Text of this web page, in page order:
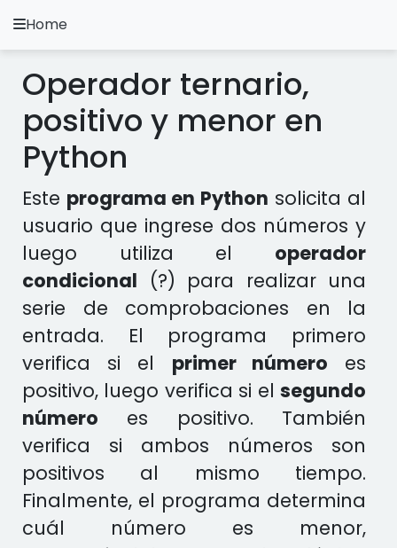
A.
Ejercicios Python
Instalación y Configuración
Metodología Python
Video Tutoriales
Ejercicios en otros Lenguajes
Apps
Home
Operador ternario,
positivo y menor en
Python
Este programa en Python solicita al
usuario que ingrese dos números y
luego utiliza el operador
condicional (?) para realizar una
serie de comprobaciones en la
entrada. El programa primero
verifica si el primer número es
positivo, luego verifica si el segundo
número es positivo. También
verifica si ambos números son
positivos al mismo tiempo.
Finalmente, el programa determina
cuál número es menor,